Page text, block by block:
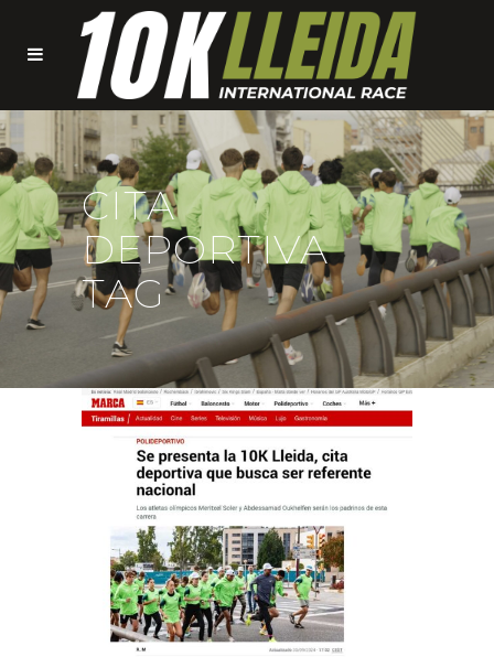
CITA
DEPORTIVA
TAG